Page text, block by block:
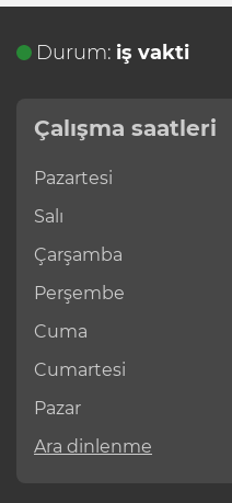
Durum: iş vakti
Çalışma saatleri
Pazartesi
Salı
Çarşamba
Perşembe
Cuma
Cumartesi
Pazar
Ara dinlenme